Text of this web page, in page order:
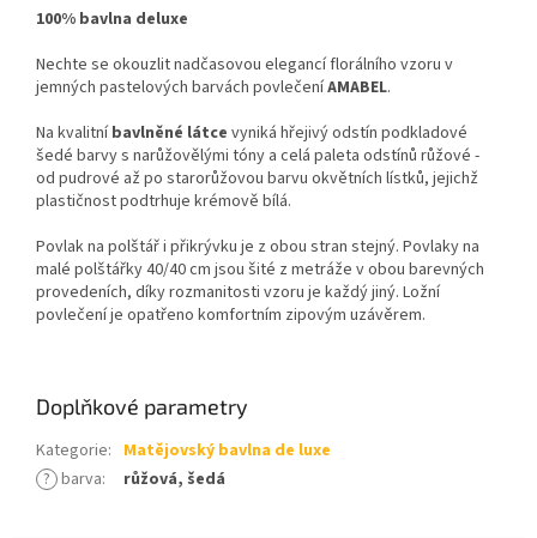
100% bavlna deluxe
Nechte se okouzlit nadčasovou elegancí florálního vzoru v
jemných pastelových barvách povlečeníAMABEL.
Na kvalitníbavlněné látce vyniká hřejivý odstín podkladové
šedé barvy s narůžovělými tóny a celá paleta odstínů růžové -
od pudrové až po starorůžovou barvu okvětních lístků, jejichž
plastičnost podtrhuje krémově bílá.
Povlak na polštář i přikrývku je z obou stran stejný. Povlaky na
malé polštářky 40/40 cm jsou šité z metráže v obou barevných
provedeních, díky rozmanitosti vzoru je každý jiný. Ložní
povlečení je opatřeno komfortním zipovým uzávěrem.
Doplňkové parametry
Kategorie: Matějovský bavlna de luxe
? barva: růžová, šedá